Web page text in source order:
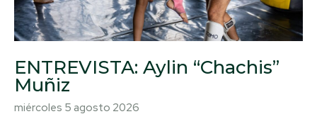
ENTREVISTA: Aylin “Chachis”
Muñiz
miércoles 5 agosto 2026